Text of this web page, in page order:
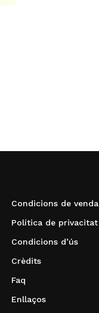
Condicions de venda
Política de privacitat
Condicions d’ús
Crèdits
Faq
Enllaços